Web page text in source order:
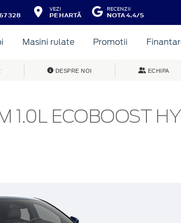
328
VEZI
PE HARTĂ
RECENZII
NOTA 4.4/5
Masini rulate Promotii
DESPRE NOI ECHIPA
1.0L ECOBOOST